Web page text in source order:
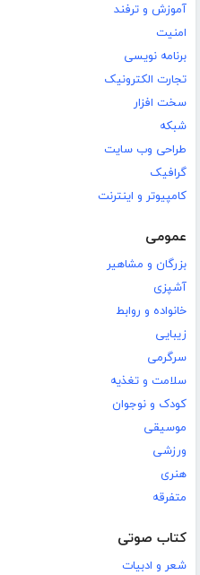
آموزش و ترفند
امنیت
برنامه نویسی
تجارت الکترونیک
سخت افزار
شبکه
طراحی وب سایت
گرافیک
کامپیوتر و اینترنت
عمومی
بزرگان و مشاهیر
آشپزی
خانواده و روابط
زیبایی
سرگرمی
سلامت و تغذیه
کودک و نوجوان
موسیقی
ورزشی
هنری
متفرقه
کتاب صوتی
شعر و ادبیات